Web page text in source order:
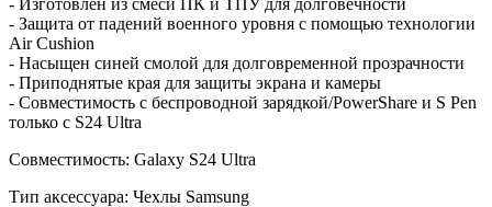
- Защита от падений военного уровня с помощью технологии
Air Cushion
- Насыщен синей смолой для долговременной прозрачности
- Приподнятые края для защиты экрана и камеры
- Совместимость с беспроводной зарядкой/PowerShare и S Pen
только с S24 Ultra
Совместимость: Galaxy S24 Ultra
Тип аксессуара: Чехлы Samsung